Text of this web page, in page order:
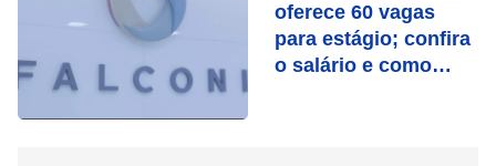
oferece 60 vagas
para estágio; confira
o salário e como